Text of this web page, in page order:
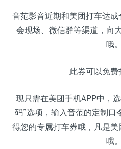
音范影音近期和美团打车达
会现场、微信群等渠道，向
哦。
此券可以免费
现只需在美团手机APP中，
码”选项，输入音范的定制口
得您的专属打车券哦，凡是
哦。